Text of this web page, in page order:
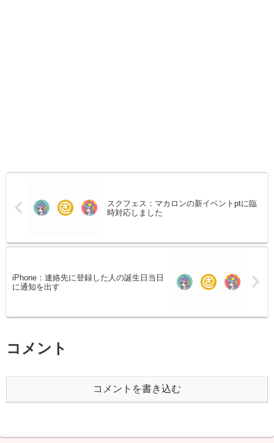
スクフェス：マカロンの新イベントptに臨
時対応しました
iPhone：連絡先に登録した人の誕生日当日
に通知を出す
コメント
コメントを書き込む